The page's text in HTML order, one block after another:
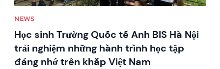
NEWS
Học sinh Trường Quốc tế Anh BIS Hà Nội
trải nghiệm những hành trình học tập
đáng nhớ trên khắp Việt Nam